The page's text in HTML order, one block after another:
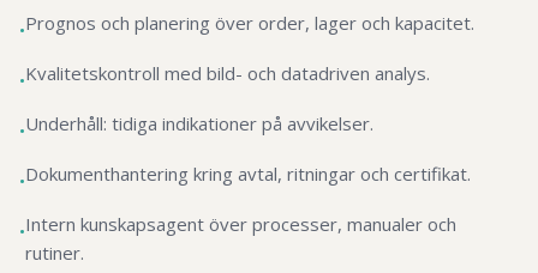
•Prognos och planering över order, lager och kapacitet.
•Kvalitetskontroll med bild- och datadriven analys.
•Underhåll: tidiga indikationer på avvikelser.
•Dokumenthantering kring avtal, ritningar och certifikat.
•Intern kunskapsagent över processer, manualer och
rutiner.